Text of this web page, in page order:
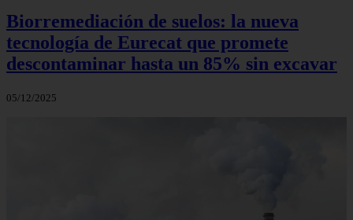
Biorremediación de suelos: la nueva
tecnología de Eurecat que promete
descontaminar hasta un 85% sin excavar
05/12/2025